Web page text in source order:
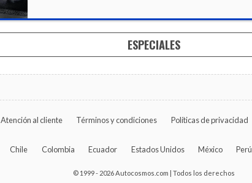
ESPECIALES
Atención al cliente Términos y condiciones Políticas de privacidad
Chile Colombia Ecuador Estados Unidos México Perú
© 1999 - 2026 Autocosmos.com | Todos los derechos